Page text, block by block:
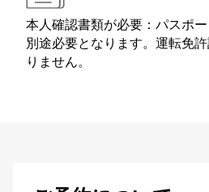
本人確認書類が必要：パスポ
別途必要となります。運転免
りません。